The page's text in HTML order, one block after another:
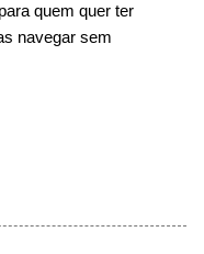
quem quer ter
navegar sem